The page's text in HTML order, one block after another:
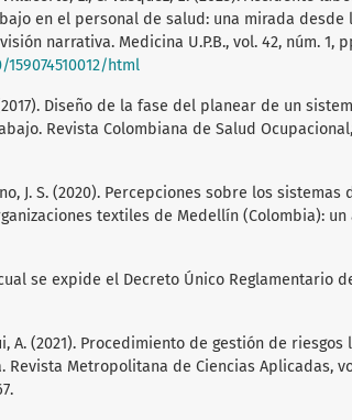
en el personal de salud: una mirada desde
narrativa. Medicina U.P.B., vol. 42, núm. 1,
html
Diseño de la fase del planear de un
Revista Colombiana de Salud
J. S. (2020). Percepciones sobre los sistemas
textiles de Medellín (Colombia): un
se expide el Decreto Único Reglamentario
A. (2021). Procedimiento de gestión de riesgos
Metropolitana de Ciencias Aplicadas,